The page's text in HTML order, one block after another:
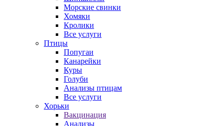
Морские свинки
Хомяки
Кролики
Все услуги
Птицы
Попугаи
Канарейки
Куры
Голуби
Анализы птицам
Все услуги
Хорьки
Вакцинация
Анализы